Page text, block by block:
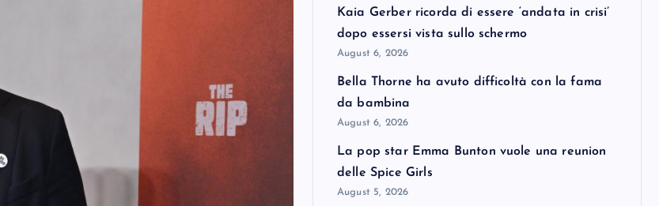
Kaia Gerber ricorda di essere ‘andata in crisi’
dopo essersi vista sullo schermo
August 6, 2026
Bella Thorne ha avuto difficoltà con la fama
da bambina
August 6, 2026
La pop star Emma Bunton vuole una reunion
delle Spice Girls
August 5, 2026